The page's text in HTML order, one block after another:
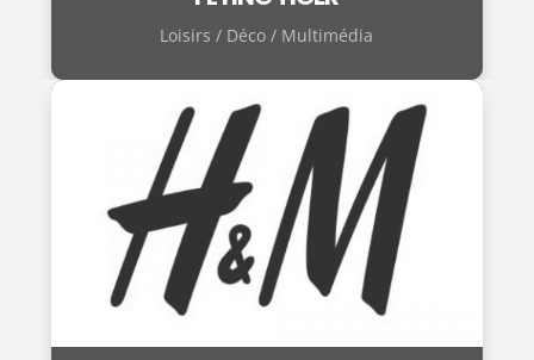
Loisirs / Déco / Multimédia